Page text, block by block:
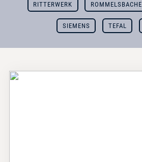
RITTERWERK
SIEMENS TEFAL